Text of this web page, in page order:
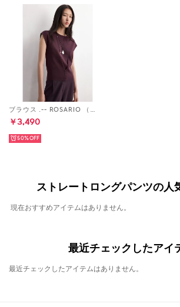
ブラウス .-- ROSARIO （ダークレッド）
￥3,490
50%
ストレートロングパンツの人
現在おすすめアイテムはありません。
最近チェックしたアイ
最近チェックしたアイテムはありません。